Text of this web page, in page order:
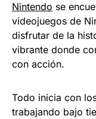
Nintendo se
videojuegos de
disfrutar de la
vibrante donde
con acción.
Todo inicia con
trabajando bajo